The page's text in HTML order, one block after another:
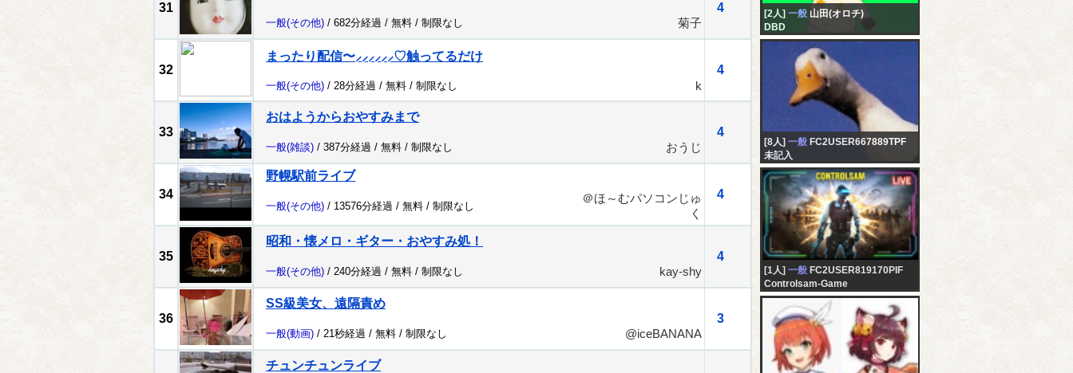
31
4
一般(その他) / 682分経過 / 無料 / 制限なし 菊子
32
まったり配信〜⸝⸝⸝⸝⸝⸝♡触ってるだけ
4
一般(その他) / 28分経過 / 無料 / 制限なし k
33
おはようからおやすみまで
4
一般(雑談) / 387分経過 / 無料 / 制限なし おうじ
34
野幌駅前ライブ
4
一般(その他) / 13576分経過 / 無料 / 制限なし
＠ほ～むパソコンじゅ
く
35
昭和・懐メロ・ギター・おやすみ処！
4
一般(その他) / 240分経過 / 無料 / 制限なし kay-shy
36
SS級美女、遠隔責め
3
一般(動画) / 21秒経過 / 無料 / 制限なし @iceBANANA
チュンチュンライブ
[2人] 一般 山田(オロチ)
DBD
[8人] 一般 FC2USER667889TPF
未記入
[1人] 一般 FC2USER819170PIF
Controlsam-Game